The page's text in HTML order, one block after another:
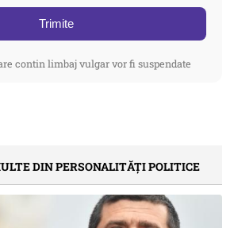
Trimite
contin limbaj vulgar vor fi suspendate
DIN PERSONALITĂȚI POLITICE